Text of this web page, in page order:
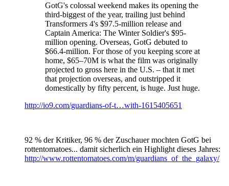
GotG's colossal weekend makes its opening the
third-biggest of the year, trailing just behind
Transformers 4's $97.5-million release and
Captain America: The Winter Soldier's $95-
million opening. Overseas, GotG debuted to
$66.4-million. For those of you keeping score at
home, $65–70M is what the film was originally
projected to gross here in the U.S. – that it met
that projection overseas, and outstripped it
domestically by fifty percent, is huge. Just huge.
http://io9.com/guardians-of-t…with-1615405651
92 % der Kritiker, 96 % der Zuschauer mochten GotG bei
rottentomatoes... damit sicherlich ein Highlight dieses Jahres:
http://www.rottentomatoes.com/m/guardians_of_the_galaxy/